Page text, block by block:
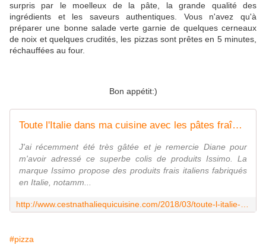
surpris par le moelleux de la pâte, la grande qualité des
ingrédients et les saveurs authentiques. Vous n'avez qu'à
préparer une bonne salade verte garnie de quelques cerneaux
de noix et quelques crudités, les pizzas sont prêtes en 5 minutes,
réchauffées au four.
Bon appétit:)
Toute l'Italie dans ma cuisine avec les pâtes fraîches Issimo - Le blog de C'est Nathalie qui cuisine
J'ai récemment été très gâtée et je remercie Diane pour
m'avoir adressé ce superbe colis de produits Issimo. La
marque Issimo propose des produits frais italiens fabriqués
en Italie, notamm...
#pizza